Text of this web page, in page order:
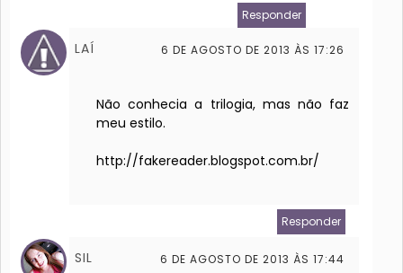
Responder
LAÍ 6 DE AGOSTO DE 2013 ÀS 17:26
Não conhecia a trilogia, mas não faz
meu estilo.
http://fakereader.blogspot.com.br/
Responder
SIL 6 DE AGOSTO DE 2013 ÀS 17:44